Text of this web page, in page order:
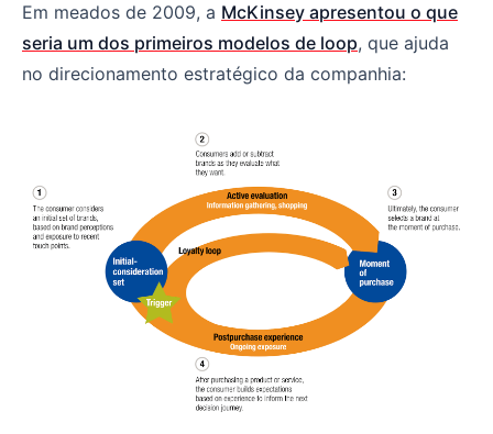
Em meados de 2009, a McKinsey apresentou o que
seria um dos primeiros modelos de loop, que ajuda
no direcionamento estratégico da companhia: